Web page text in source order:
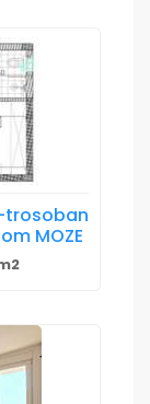
MOZE